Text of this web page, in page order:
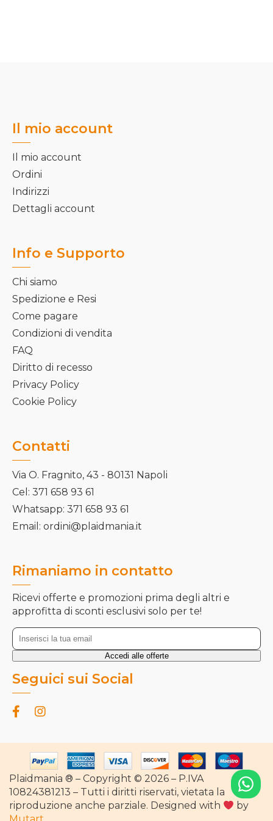
Il mio account
Il mio account
Ordini
Indirizzi
Dettagli account
Info e Supporto
Chi siamo
Spedizione e Resi
Come pagare
Condizioni di vendita
FAQ
Diritto di recesso
Privacy Policy
Cookie Policy
Contatti
Via O. Fragnito, 43 - 80131 Napoli
Cel: 371 658 93 61
Whatsapp: 371 658 93 61
Email: ordini@plaidmania.it
Rimaniamo in contatto
Ricevi offerte e promozioni prima degli altri e
approfitta di sconti esclusivi solo per te!
Seguici sui Social
Plaidmania ® – Copyright © 2026 – P.IVA
10824381213 – Tutti i diritti riservati, vietata la
riproduzione anche parziale. Designed with
by